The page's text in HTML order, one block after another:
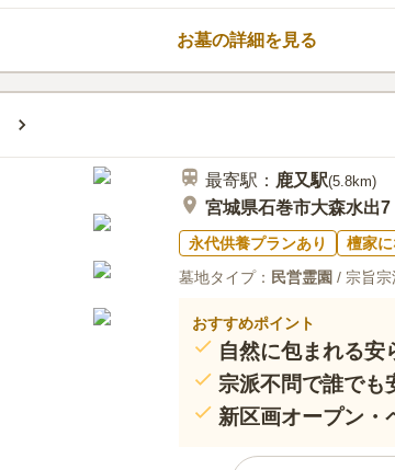
ざすと故人の遺影
までお過ごしいただ
口コミ評価
みんなの評価
題ないかと思います車で来
お墓の詳細を見る
最寄駅： 鹿又駅(5.8km)
宮城県石巻市大森水出7
永代供養プランあり 檀家
墓地タイプ： 民営霊園 / 宗旨宗
おすすめポイント
自然に包まれる安
宗派不問で誰でも
新区画オープン・